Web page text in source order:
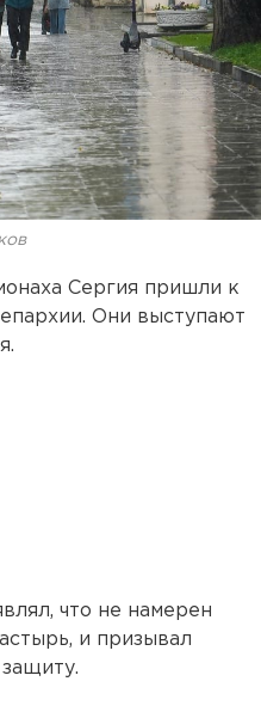
Сергия пришли к
Они выступают
что не намерен
и призывал